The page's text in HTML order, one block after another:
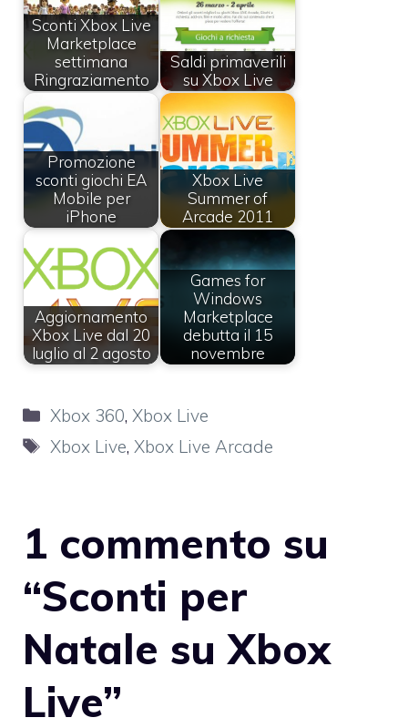
Sconti Xbox Live
Marketplace
settimana
Ringraziamento
Saldi primaverili
su Xbox Live
Promozione
sconti giochi EA
Mobile per
iPhone
Xbox Live
Summer of
Arcade 2011
Aggiornamento
Xbox Live dal 20
luglio al 2 agosto
Games for
Windows
Marketplace
debutta il 15
novembre
Categorie
Xbox 360, Xbox Live
Tag
Xbox Live, Xbox Live Arcade
1 commento su
“Sconti per
Natale su Xbox
Live”